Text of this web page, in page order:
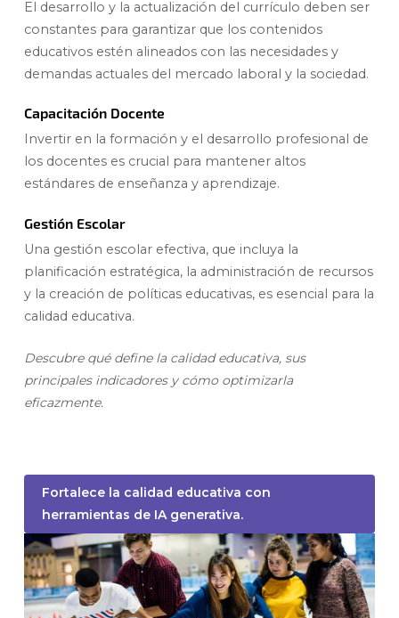
El desarrollo y la actualización del currículo deben ser
constantes para garantizar que los contenidos
educativos estén alineados con las necesidades y
demandas actuales del mercado laboral y la sociedad.
Capacitación Docente
Invertir en la formación y el desarrollo profesional de
los docentes es crucial para mantener altos
estándares de enseñanza y aprendizaje.
Gestión Escolar
Una gestión escolar efectiva, que incluya la
planificación estratégica, la administración de recursos
y la creación de políticas educativas, es esencial para la
calidad educativa.
Descubre qué define la calidad educativa, sus
principales indicadores y cómo optimizarla
eficazmente.
Fortalece la calidad educativa con
herramientas de IA generativa.